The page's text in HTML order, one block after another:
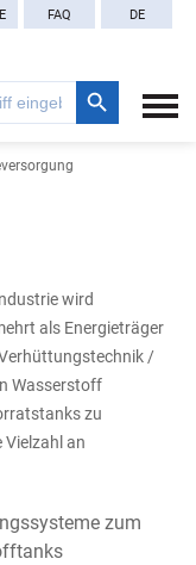
FAQ DE
Search Button
wird
als Energieträger
/
Wasserstoff
zu
Vielzahl an
zum